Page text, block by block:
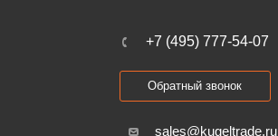
+7 (495) 777-54-07
Обратный звонок
sales@kugeltrade.ru